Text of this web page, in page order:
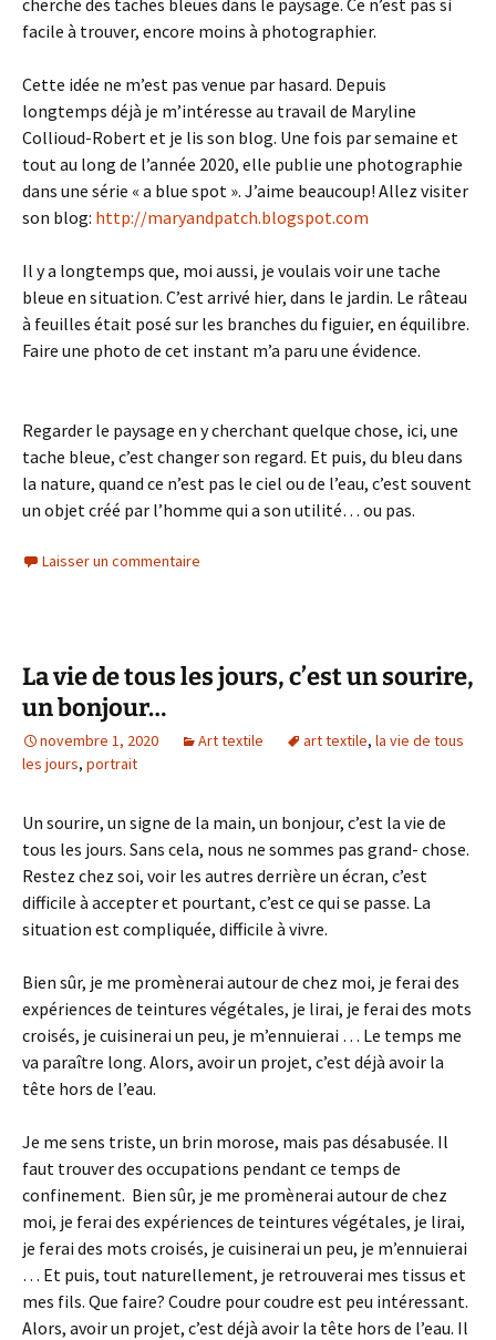
cherche des taches bleues dans le paysage. Ce n’est pas si
facile à trouver, encore moins à photographier.
Cette idée ne m’est pas venue par hasard. Depuis
longtemps déjà je m’intéresse au travail de Maryline
Collioud-Robert et je lis son blog. Une fois par semaine et
tout au long de l’année 2020, elle publie une photographie
dans une série « a blue spot ». J’aime beaucoup! Allez visiter
son blog: http://maryandpatch.blogspot.com
Il y a longtemps que, moi aussi, je voulais voir une tache
bleue en situation. C’est arrivé hier, dans le jardin. Le râteau
à feuilles était posé sur les branches du figuier, en équilibre.
Faire une photo de cet instant m’a paru une évidence.
Regarder le paysage en y cherchant quelque chose, ici, une
tache bleue, c’est changer son regard. Et puis, du bleu dans
la nature, quand ce n’est pas le ciel ou de l’eau, c’est souvent
un objet créé par l’homme qui a son utilité… ou pas.
Laisser un commentaire
La vie de tous les jours, c’est un sourire,
un bonjour…
novembre 1, 2020 Art textile art textile, la vie de tous
les jours, portrait
Un sourire, un signe de la main, un bonjour, c’est la vie de
tous les jours. Sans cela, nous ne sommes pas grand- chose.
Restez chez soi, voir les autres derrière un écran, c’est
difficile à accepter et pourtant, c’est ce qui se passe. La
situation est compliquée, difficile à vivre.
Bien sûr, je me promènerai autour de chez moi, je ferai des
expériences de teintures végétales, je lirai, je ferai des mots
croisés, je cuisinerai un peu, je m’ennuierai … Le temps me
va paraître long. Alors, avoir un projet, c’est déjà avoir la
tête hors de l’eau.
Je me sens triste, un brin morose, mais pas désabusée. Il
faut trouver des occupations pendant ce temps de
confinement. Bien sûr, je me promènerai autour de chez
moi, je ferai des expériences de teintures végétales, je lirai,
je ferai des mots croisés, je cuisinerai un peu, je m’ennuierai
… Et puis, tout naturellement, je retrouverai mes tissus et
mes fils. Que faire? Coudre pour coudre est peu intéressant.
Alors, avoir un projet, c’est déjà avoir la tête hors de l’eau. Il